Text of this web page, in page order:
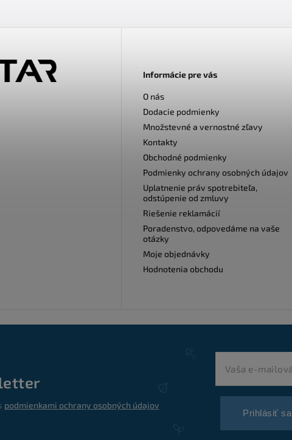
Informácie pre vás
O nás
Dodacie podmienky
Množstevné a vernostné zľavy
Kontakty
Obchodné podmienky
Podmienky ochrany osobných údajov
Uplatnenie práv spotrebiteľa,
odstúpenie od zmluvy
Riešenie reklamácií
Poradenstvo, odpovedáme na vaše
otázky
Moje objednávky
Hodnotenia obchodu
podmienkami ochrany osobných údajov
Prihlásiť sa